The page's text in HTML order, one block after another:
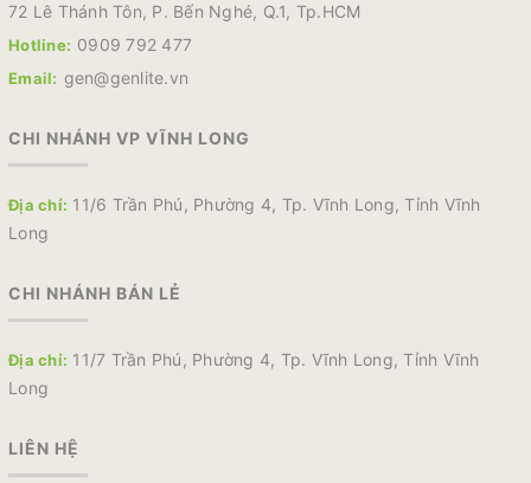
72 Lê Thánh Tôn, P. Bến Nghé, Q.1, Tp.HCM
Hotline: 0909 792 477
Email: gen@genlite.vn
CHI NHÁNH VP VĨNH LONG
Địa chỉ: 11/6 Trần Phú, Phường 4, Tp. Vĩnh Long, Tỉnh Vĩnh
Long
CHI NHÁNH BÁN LẺ
Địa chỉ: 11/7 Trần Phú, Phường 4, Tp. Vĩnh Long, Tỉnh Vĩnh
Long
LIÊN HỆ